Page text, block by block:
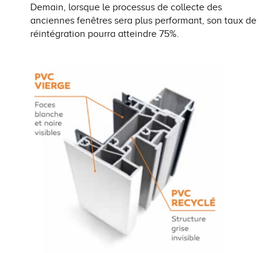
Demain, lorsque le processus de collecte des
anciennes fenêtres sera plus performant, son taux de
réintégration pourra atteindre 75%.